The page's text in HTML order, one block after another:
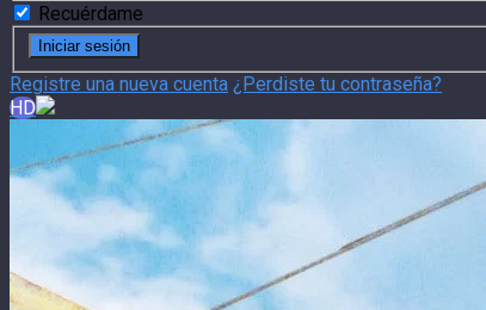
Recuérdame
Registre una nueva cuenta ¿Perdiste tu contraseña?
HD